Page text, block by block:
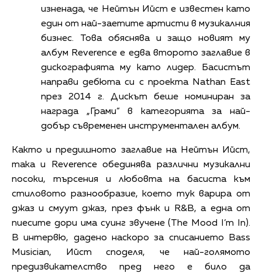
изненада, че Нейтън Ийст е известен като
един от най-заетите артисти в музикалния
бизнес. Това обяснява и защо новият му
албум Reverence е едва второто заглавие в
дискографията му като лидер. Басистът
направи дебюта си с проекта Nathan East
през 2014 г. Дискът беше номиниран за
награда „Грами“ в категорията за най-
добър съвременен инструментален албум.
Както и предишното заглавие на Нейтън Ийст,
така и Reverence обединява различни музикални
посоки, търсения и любовта на басиста към
стиловото разнообразие, което тук варира от
джаз и смуут джаз, през фънк и R&B, а една от
пиесите дори има суинг звучене (The Mood I’m In).
В интервю, дадено наскоро за списанието Bass
Musician, Ийст споделя, че най-голямото
предизвикателство пред него е било да